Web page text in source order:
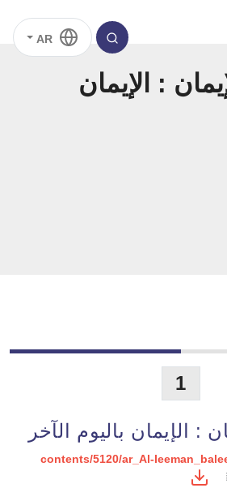
AR
: الإيمان
1
: الإيمان باليوم الآخر
contents/5120/ar_Al-